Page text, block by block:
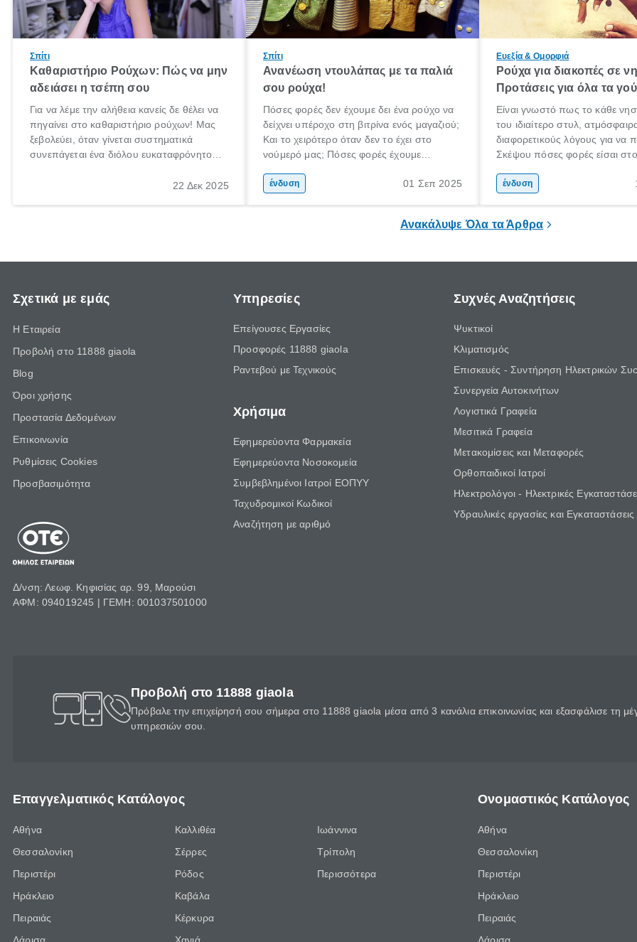
Σπίτι
Καθαριστήριο Ρούχων: Πώς να μην
αδειάσει η τσέπη σου
Για να λέμε την αλήθεια κανείς δε θέλει να
πηγαίνει στο καθαριστήριο ρούχων! Μας
ξεβολεύει, όταν γίνεται συστηματικά
συνεπάγεται ένα διόλου ευκαταφρόνητο
δυστυχώς τα αποτελέσματα στα ρούχα ή
22 Δεκ 2025
Σπίτι
Ανανέωση ντουλάπας με τα παλιά
σου ρούχα!
Πόσες φορές δεν έχουμε δει ένα ρούχο να
δείχνει υπέροχο στη βιτρίνα ενός μαγαζιού;
Και το χειρότερο όταν δεν το έχει στο
νούμερό μας; Πόσες φορές έχουμε
που φορούσαμε «κάποτε που ήταν στη
ένδυση 01 Σεπ 2025
Ευεξία & Ομορφιά
Ρούχα για διακοπές σε
Προτάσεις για όλα τα
Είναι γνωστό πως το κάθε νησί
του ιδιαίτερο στυλ,
διαφορετικούς λόγους για να
Σκέψου πόσες φορές είσαι
γύρω σου τόσο
Σαντορίνη, Πάρος.
ένδυση
Ανακάλυψε Όλα τα Άρθρα
Σχετικά με εμάς
Η Εταιρεία
Προβολή στο 11888 giaola
Blog
Όροι χρήσης
Προστασία Δεδομένων
Επικοινωνία
Ρυθμίσεις Cookies
Προσβασιμότητα
Δ/νση: Λεωφ. Κηφισίας αρ. 99, Μαρούσι
ΑΦΜ: 094019245 | ΓΕΜΗ: 001037501000
Υπηρεσίες
Επείγουσες Εργασίες
Προσφορές 11888 giaola
Ραντεβού με Τεχνικούς
Χρήσιμα
Εφημερεύοντα Φαρμακεία
Εφημερεύοντα Νοσοκομεία
Συμβεβλημένοι Ιατροί ΕΟΠΥΥ
Ταχυδρομικοί Κωδικοί
Αναζήτηση με αριθμό
Συχνές Αναζητήσεις
Ψυκτικοί
Κλιματισμός
Επισκευές - Συντήρηση Ηλεκτρικών
Συνεργεία Αυτοκινήτων
Λογιστικά Γραφεία
Μεσιτικά Γραφεία
Μετακομίσεις και Μεταφορές
Ορθοπαιδικοί Ιατροί
Ηλεκτρολόγοι - Ηλεκτρικές
Υδραυλικές εργασίες και Εγκαταστάσεις
Προβολή στο 11888 giaola
Πρόβαλε την επιχείρησή σου σήμερα στο 11888 giaola μέσα από 3 κανάλια επικοινωνίας και εξασφάλισε τη
υπηρεσιών σου.
Επαγγελματικός Κατάλογος
Αθήνα
Θεσσαλονίκη
Περιστέρι
Ηράκλειο
Πειραιάς
Καλλιθέα
Σέρρες
Ρόδος
Καβάλα
Κέρκυρα
Ιωάννινα
Τρίπολη
Περισσότερα
Ονομαστικός Κατάλογος
Αθήνα
Θεσσαλονίκη
Περιστέρι
Ηράκλειο
Πειραιάς